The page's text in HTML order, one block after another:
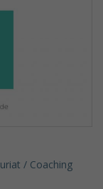
/ Coaching